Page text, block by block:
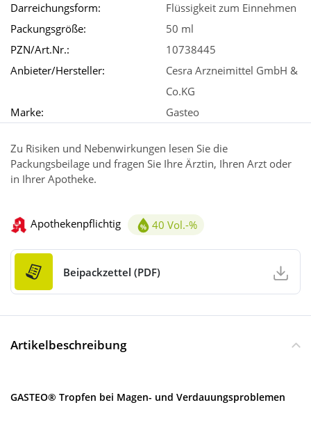
Darreichungsform:
Flüssigkeit zum Einnehmen
Packungsgröße:
50 ml
PZN/Art.Nr.:
10738445
Anbieter/Hersteller:
Cesra Arzneimittel GmbH &
Co.KG
Marke:
Gasteo
Zu Risiken und Nebenwirkungen lesen Sie die
Packungsbeilage und fragen Sie Ihre Ärztin, Ihren Arzt oder
in Ihrer Apotheke.
Apothekenpflichtig 40 Vol.-%
Alkoholgehalt 40Vol.-%
Beipackzettel (PDF)
Artikelbeschreibung
GASTEO® Tropfen bei Magen- und Verdauungsproblemen